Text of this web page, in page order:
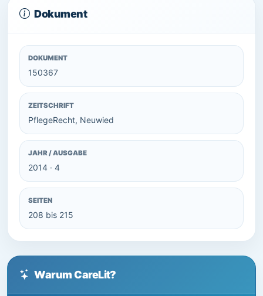
Dokument
DOKUMENT
150367
ZEITSCHRIFT
PflegeRecht, Neuwied
JAHR / AUSGABE
2014 · 4
SEITEN
208 bis 215
Warum CareLit?